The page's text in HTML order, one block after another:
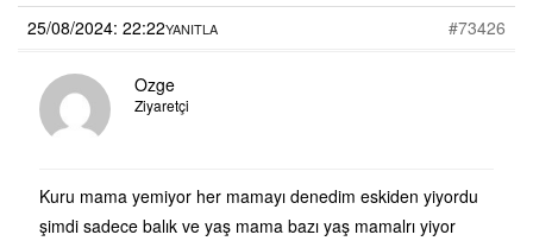
25/08/2024: 22:22 #73426
YANITLA
Ozge
Ziyaretçi
Kuru mama yemiyor her mamayı denedim eskiden yiyordu
şimdi sadece balık ve yaş mama bazı yaş mamalrı yiyor